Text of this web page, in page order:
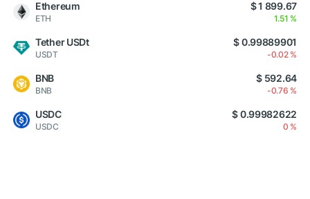
Ethereum
ETH
$ 1 899.67
1.51 %
Tether USDt
USDT
$ 0.99889901
-0.02 %
BNB
BNB
$ 592.64
-0.76 %
USDC
USDC
$ 0.99982622
0 %